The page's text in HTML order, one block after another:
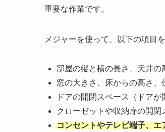
重要な作業です。
メジャーを使って、以下の項目
部屋の縦と横の長さ、天井の
窓の大きさ、床からの高さ、
ドアの開閉スペース（ドアが
クローゼットや収納扉の開閉
コンセントやテレビ端子、エ